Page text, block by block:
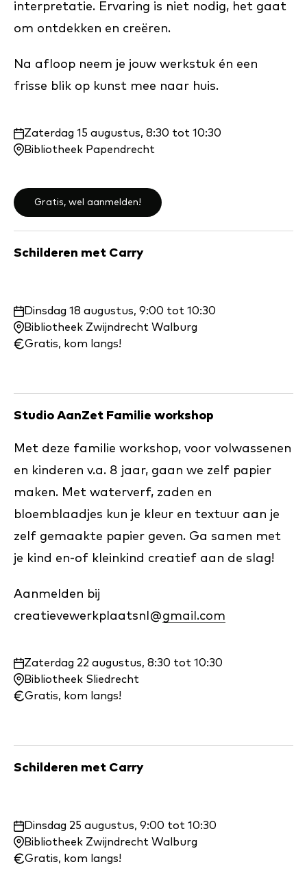
interpretatie. Ervaring is niet nodig, het gaat
om ontdekken en creëren.
Na afloop neem je jouw werkstuk én een
frisse blik op kunst mee naar huis.
Waar
en
Zaterdag 15 augustus, 8:30 tot 10:30
Bibliotheek Papendrecht
Gratis, wel aanmelden!
Schilderen met Carry
Waar
en
wanneer:
Dinsdag 18 augustus, 9:00 tot 10:30
Bibliotheek Zwijndrecht Walburg
Gratis, kom langs!
Studio AanZet Familie workshop
Met deze familie workshop, voor volwassenen
en kinderen v.a. 8 jaar, gaan we zelf papier
maken. Met waterverf, zaden en
bloemblaadjes kun je kleur en textuur aan je
zelf gemaakte papier geven. Ga samen met
je kind en-of kleinkind creatief aan de slag!
Aanmelden bij
creatievewerkplaatsnl@gmail.com
Waar
en
wanneer:
Zaterdag 22 augustus, 8:30 tot 10:30
Bibliotheek Sliedrecht
Gratis, kom langs!
Schilderen met Carry
Waar
en
wanneer:
Dinsdag 25 augustus, 9:00 tot 10:30
Bibliotheek Zwijndrecht Walburg
Gratis, kom langs!